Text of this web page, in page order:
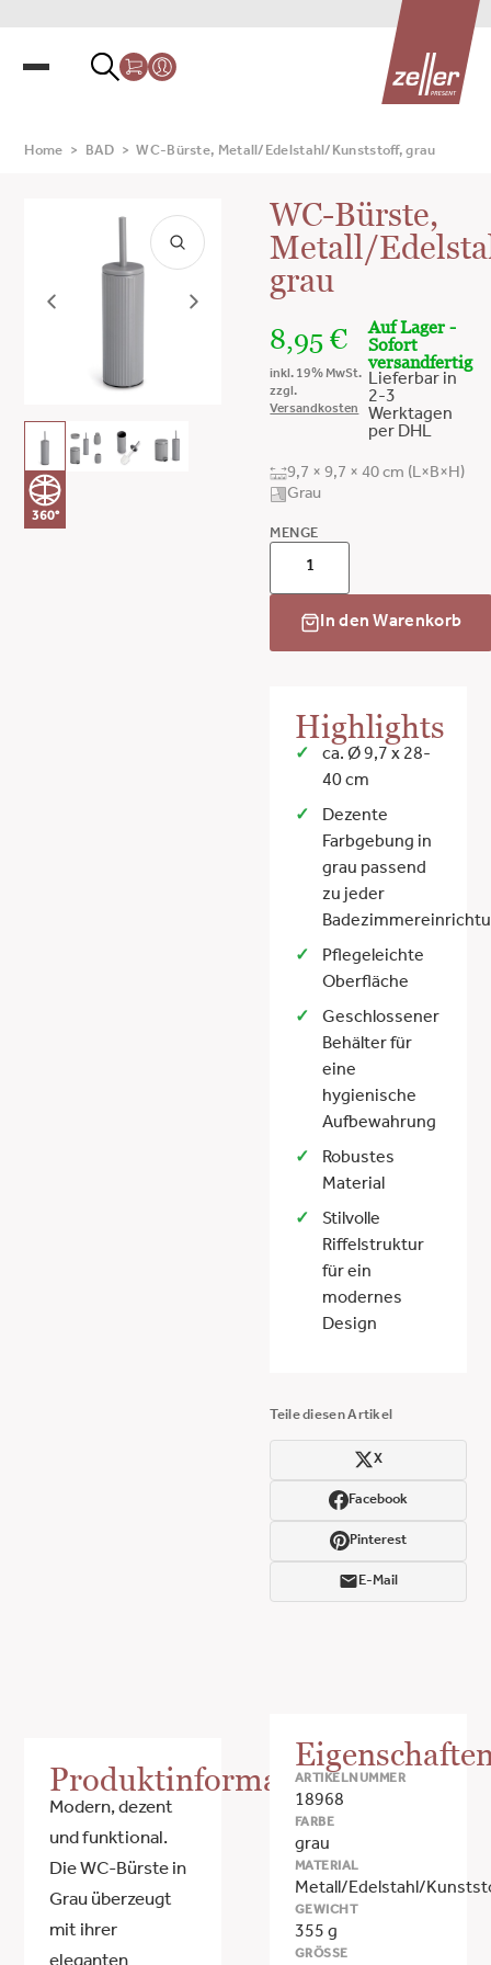
Home > BAD > WC-Bürste, Metall/Edelstahl/Kunststoff, grau
360°
WC-Bürste,
Metall/
grau
8,95€
inkl. 19% MwSt.
zzgl.
Versandkosten
Auf Lager -
Sofort
versandfertig
Lieferbar in
2-3
Werktagen
per DHL
9,7 × 9,7 × 40 cm (L×B×H)
Grau
MENGE
In den Warenkorb
Highlights
ca. Ø 9,7 x 28-
40 cm
Dezente
Farbgebung in
grau passend
zu jeder
Pflegeleichte
Oberfläche
Geschlossener
Behälter für
eine
hygienische
Aufbewahrung
Robustes
Material
Stilvolle
Riffelstruktur
für ein
modernes
Design
Teile diesen Artikel
X
Facebook
Pinterest
E-Mail
Produktinformationen
Modern, dezent
und funktional.
Die WC-Bürste in
Grau überzeugt
mit ihrer
ARTIKELNUMMER
18968
FARBE
grau
MATERIAL
Metall/Edelstahl/
GEWICHT
355 g
GRÖSSE